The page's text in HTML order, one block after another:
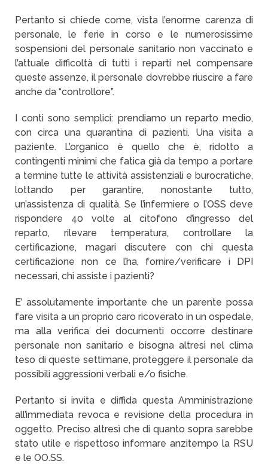
Pertanto si chiede come, vista l’enorme carenza di
personale, le ferie in corso e le numerosissime
sospensioni del personale sanitario non vaccinato e
l’attuale difficoltà di tutti i reparti nel compensare
queste assenze, il personale dovrebbe riuscire a fare
anche da “controllore”.
I conti sono semplici: prendiamo un reparto medio,
con circa una quarantina di pazienti. Una visita a
paziente. L’organico è quello che è, ridotto a
contingenti minimi che fatica già da tempo a portare
a termine tutte le attività assistenziali e burocratiche,
lottando per garantire, nonostante tutto,
un’assistenza di qualità. Se l’infermiere o l’OSS deve
rispondere 40 volte al citofono d’ingresso del
reparto, rilevare temperatura, controllare la
certificazione, magari discutere con chi questa
certificazione non ce l’ha, fornire/verificare i DPI
necessari, chi assiste i pazienti?
E’ assolutamente importante che un parente possa
fare visita a un proprio caro ricoverato in un ospedale,
ma alla verifica dei documenti occorre destinare
personale non sanitario e bisogna altresì nel clima
teso di queste settimane, proteggere il personale da
possibili aggressioni verbali e/o fisiche.
Pertanto si invita e diffida questa Amministrazione
all’immediata revoca e revisione della procedura in
oggetto. Preciso altresì che di quanto sopra sarebbe
stato utile e rispettoso informare anzitempo la RSU
e le OO.SS.